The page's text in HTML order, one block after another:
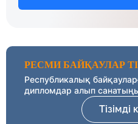
РЕСМИ БАЙҚАУЛАР
Республикалық
дипломдар алып
Тізімді